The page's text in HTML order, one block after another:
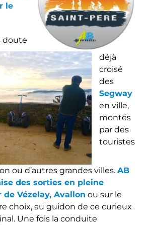
le
doute
déjà
croisé
des
Segway
en ville,
montés
par des
touristes
ou d’autres grandes villes. AB
des sorties en pleine
Vézelay, Avallon ou sur le
choix, au guidon de ce curieux
Une fois la conduite